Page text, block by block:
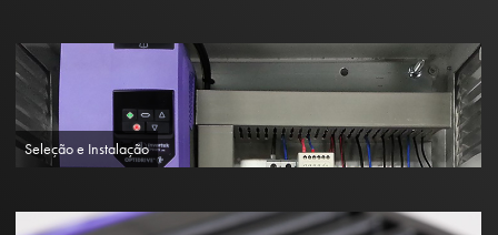
Seleção e Instalação